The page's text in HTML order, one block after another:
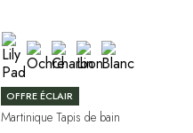
OFFRE ÉCLAIR
Martinique Tapis de bain